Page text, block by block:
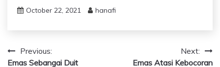
October 22, 2021 hanafi
PostPrevious:
Emas Sebangai Duit
Next:
Emas Atasi Kebocoran